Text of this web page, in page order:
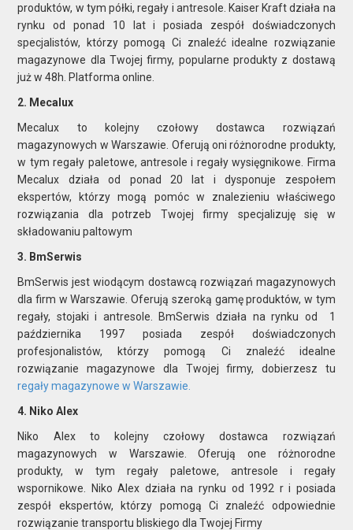
produktów, w tym półki, regały i antresole. Kaiser Kraft działa na
rynku od ponad 10 lat i posiada zespół doświadczonych
specjalistów, którzy pomogą Ci znaleźć idealne rozwiązanie
magazynowe dla Twojej firmy, popularne produkty z dostawą
już w 48h. Platforma online.
2. Mecalux
Mecalux to kolejny czołowy dostawca rozwiązań
magazynowych w Warszawie. Oferują oni różnorodne produkty,
w tym regały paletowe, antresole i regały wysięgnikowe. Firma
Mecalux działa od ponad 20 lat i dysponuje zespołem
ekspertów, którzy mogą pomóc w znalezieniu właściwego
rozwiązania dla potrzeb Twojej firmy specjalizuję się w
składowaniu paltowym
3. BmSerwis
BmSerwis jest wiodącym dostawcą rozwiązań magazynowych
dla firm w Warszawie. Oferują szeroką gamę produktów, w tym
regały, stojaki i antresole. BmSerwis działa na rynku od 1
października 1997 posiada zespół doświadczonych
profesjonalistów, którzy pomogą Ci znaleźć idealne
rozwiązanie magazynowe dla Twojej firmy, dobierzesz tu
regały magazynowe w Warszawie.
4. Niko Alex
Niko Alex to kolejny czołowy dostawca rozwiązań
magazynowych w Warszawie. Oferują one różnorodne
produkty, w tym regały paletowe, antresole i regały
wspornikowe. Niko Alex działa na rynku od 1992 r i posiada
zespół ekspertów, którzy pomogą Ci znaleźć odpowiednie
rozwiązanie transportu bliskiego dla Twojej Firmy